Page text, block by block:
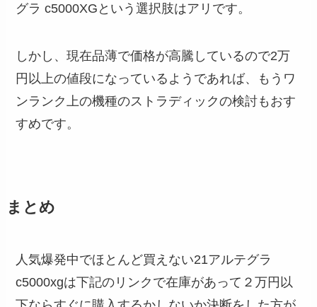
グラ c5000XGという選択肢はアリです。
しかし、現在品薄で価格が高騰しているので2万
円以上の値段になっているようであれば、もうワ
ンランク上の機種のストラディックの検討もおす
すめです。
まとめ
人気爆発中でほとんど買えない21アルテグラ
c5000xgは下記のリンクで在庫があって２万円以